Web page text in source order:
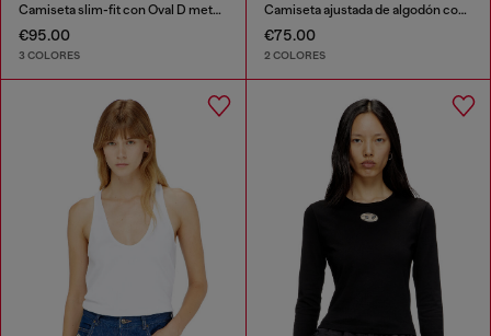
Camiseta slim-fit con Oval D metálico
€95.00
3 COLORES
Camiseta ajustada de algodón con estampado de cerezas
€75.00
2 COLORES